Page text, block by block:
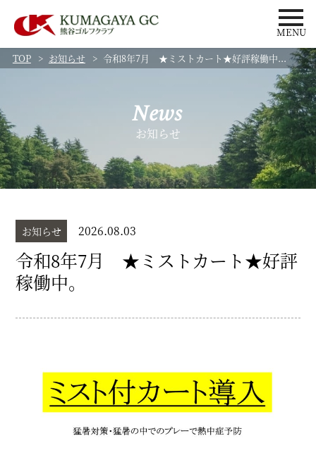
MENU
TOP
お知らせ 令和8年7月 ★ミストカート★好評稼働中...
News
お知らせ
お知らせ 2026.08.03
令和8年7月 ★ミストカート★好評
稼働中。